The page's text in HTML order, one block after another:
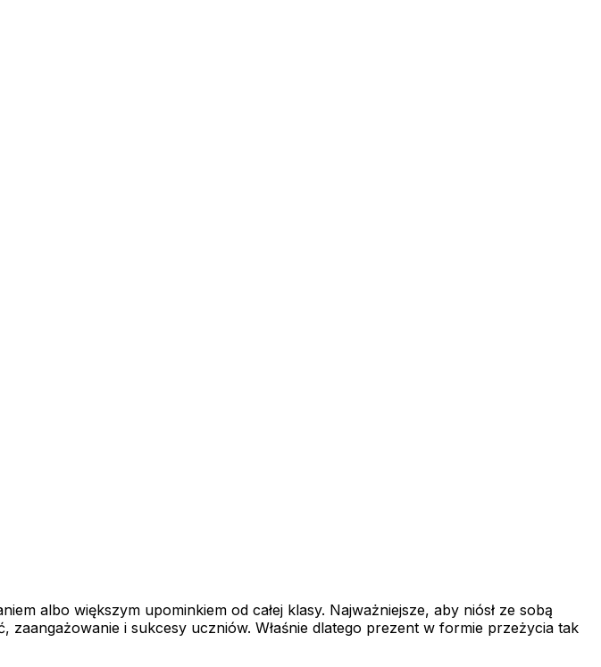
albo większym upominkiem od całej klasy. Najważniejsze, aby niósł ze sobą
i sukcesy uczniów. Właśnie dlatego prezent w formie przeżycia tak